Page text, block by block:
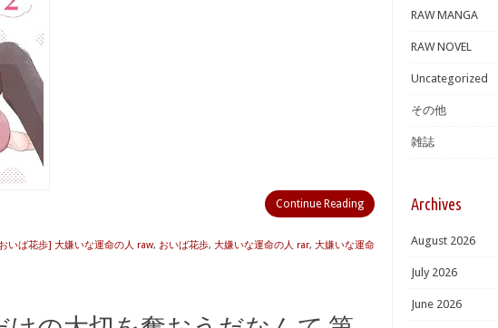
Continue Reading
いば花歩] 大嫌いな運命の人 raw, おいば花歩, 大嫌いな運命の人 rar, 大嫌いな運命
RAW MANGA
RAW NOVEL
Uncategorized
その他
雑誌
Archives
August 2026
July 2026
June 2026